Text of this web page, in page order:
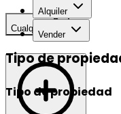
Alquiler
Vender
Cualquier
Tipo de
Tipo de propiedad